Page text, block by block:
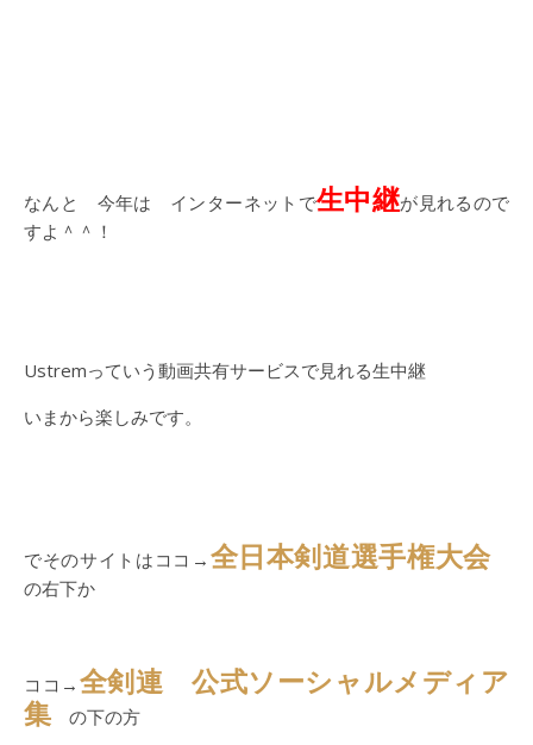
なんと 今年は インターネットで生中継が見れるので
すよ＾＾！
Ustremっていう動画共有サービスで見れる生中継
いまから楽しみです。
でそのサイトはココ→ 全日本剣道選手権大会
の右下か
ココ→ 全剣連 公式ソーシャルメディア
集 の下の方